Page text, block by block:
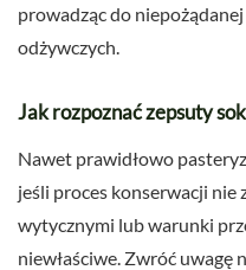
prowadząc do
odżywczych.
Jak rozpoznać zepsuty
Nawet prawidłowo
jeśli proces konserwacji nie
wytycznymi lub warunki
niewłaściwe. Zwróć uwagę